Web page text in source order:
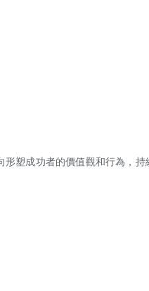
塑成功者的價值觀和行為，持
人知的秘密能量。